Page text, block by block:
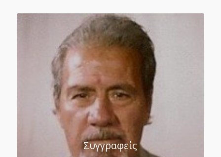
Συγγραφείς